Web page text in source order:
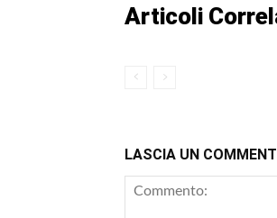
Articoli
LASCIA UN